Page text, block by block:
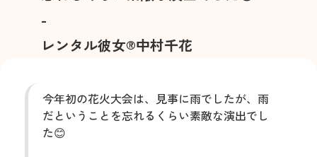
-
レンタル彼女®中村千花
今年初の花火大会は、見事に雨でしたが、雨
だということを忘れるくらい素敵な演出でし
た😊